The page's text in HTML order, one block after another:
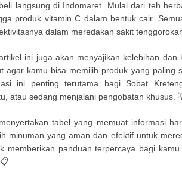
langsung di Indomaret. Mulai dari teh
produk vitamin C dalam bentuk cair.
dalam meredakan sakit
ini juga akan menyajikan kelebihan dan
agar kamu bisa memilih produk yang paling
ini penting terutama bagi Sobat
atau sedang menjalani pengobatan khusus.
tabel yang memuat informasi
minuman yang aman dan efektif untuk
memberikan panduan terpercaya bagi